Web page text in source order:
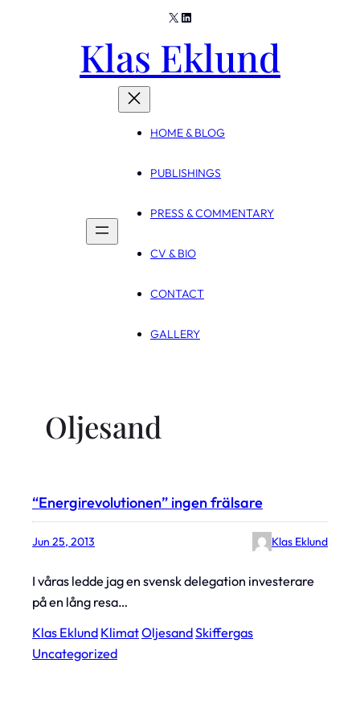
X LinkedIn
Klas Eklund
HOME & BLOG
PUBLISHINGS
PRESS & COMMENTARY
CV & BIO
CONTACT
GALLERY
Oljesand
“Energirevolutionen” ingen frälsare
Jun 25, 2013 Klas Eklund
I våras ledde jag en svensk delegation investerare
på en lång resa…
Klas Eklund KlimatOljesandSkiffergas
Uncategorized